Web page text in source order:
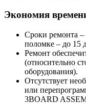
Экономия
Сроки ремонта
поломке – до 15
Ремонт
(относительно
оборудования).
Отсутствует
или
3BOARD